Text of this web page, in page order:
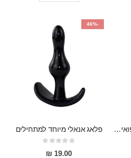
מג'יק וונד נטען מסיליקון רפואי חזק בעל 12 מצבי רטט ו6 מהירויות שונות ROMI
-46%
פלאג אנאלי מיוחד למתחילים
Rating:
0%
19.00 ₪